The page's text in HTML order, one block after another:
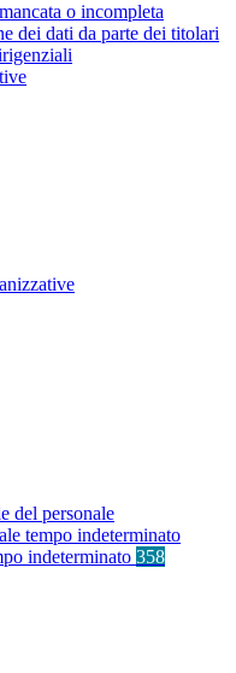
o incompleta
dei dati da parte dei titolari
del personale
tempo indeterminato
indeterminato 358